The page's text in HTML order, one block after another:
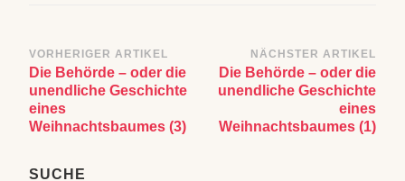
Beitragsnavigation
VORHERIGER ARTIKEL
Die Behörde – oder die
unendliche Geschichte
eines
Weihnachtsbaumes (3)
NÄCHSTER ARTIKEL
Die Behörde – oder die
unendliche Geschichte
eines
Weihnachtsbaumes (1)
SUCHE